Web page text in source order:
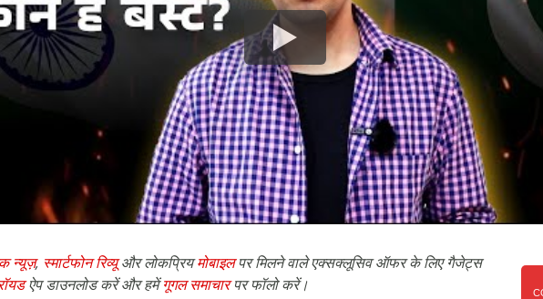
न्यूज़, स्मार्टफोन रिव्यूऔर लोकप्रियमोबाइलपर मिलने वाले एक्सक्लूसिव ऑफर के लिए गैजेट्स
ऐप डाउनलोड करें और हमेंगूगल समाचारपर फॉलो करें।